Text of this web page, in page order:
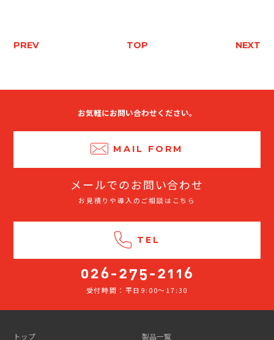
PREV TOP NEXT
お気軽にお問い合わせください。
MAIL FORM
メールでのお問い合わせ
お見積りや導入のご相談はこちら
TEL
受付時間：平日9:00～17:30
トップ 製品一覧